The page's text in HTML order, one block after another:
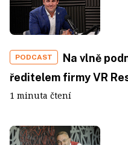
PODCAST
Na vlně
ředitelem firmy VR
1 minuta čtení